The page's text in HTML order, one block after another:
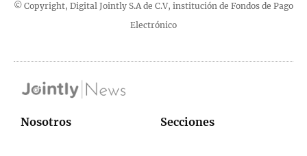
© Copyright, Digital Jointly S.A de C.V, institución de Fondos de Pago
Electrónico
Nosotros Secciones